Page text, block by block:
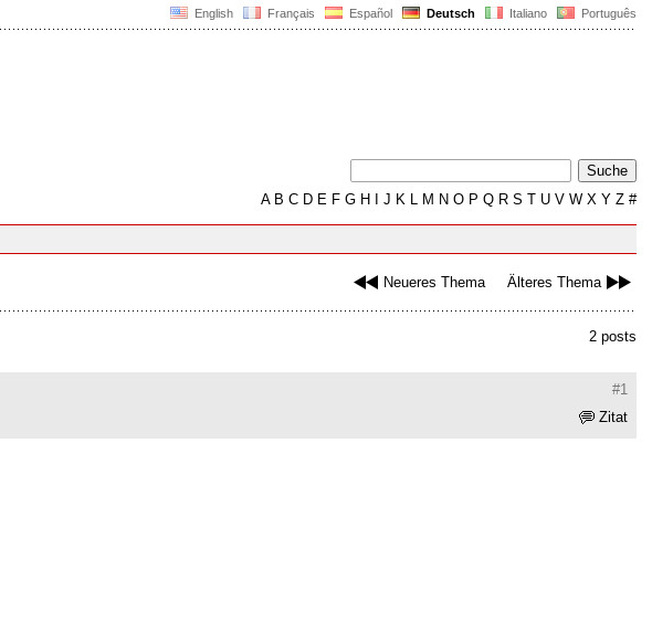
English Français Español Deutsch Italiano Português
AB C D E F G H J K L M N O P Q R S T U V W X Y Z #
Neueres Thema Älteres Thema
2 posts
#1
Zitat